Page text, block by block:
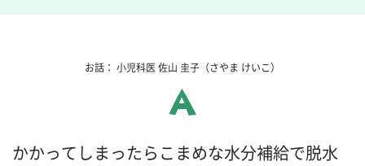
お話： 小児科医 佐山 圭子 （さやま けいこ）
かかってしまったらこまめな水分補給で脱水